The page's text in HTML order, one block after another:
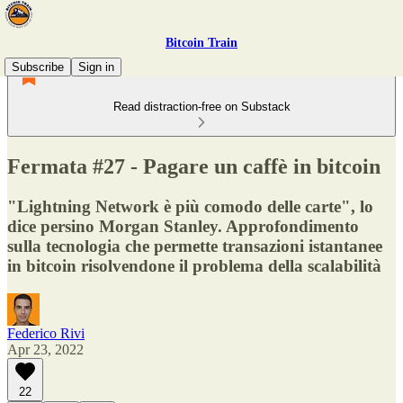
Bitcoin Train
Subscribe
Sign in
Read distraction-free on Substack
Fermata #27 - Pagare un caffè in bitcoin
"Lightning Network è più comodo delle carte", lo
dice persino Morgan Stanley. Approfondimento
sulla tecnologia che permette transazioni istantanee
in bitcoin risolvendone il problema della scalabilità
Federico Rivi
Apr 23, 2022
22